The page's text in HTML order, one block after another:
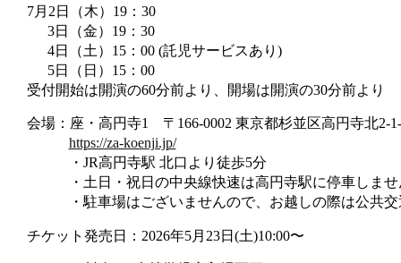
7月2日（木）19：30
3日（金）19：30
4日（土）15：00 (託児サービスあり)
5日（日）15：00
受付開始は開演の60分前より、開場は開演の30分前より
会場：座・高円寺1
〒166-0002 東京都杉並区高円寺北2-
https://za-koenji.jp/
・JR高円寺駅 北口より徒歩5分
・土日・祝日の中央線快速は高円寺駅に停車しま
・駐車場はございませんので、お越しの際は公共
チケット発売日：2026年5月23日(土)10:00〜